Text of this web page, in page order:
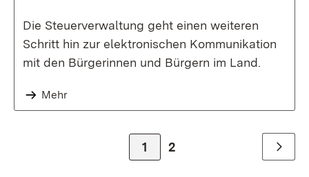
Die Steuerverwaltung geht einen weiteren
Schritt hin zur elektronischen Kommunikation
mit den Bürgerinnen und Bürgern im Land.
Mehr
Zur Seite
1 Zur Seite
2 Weiter